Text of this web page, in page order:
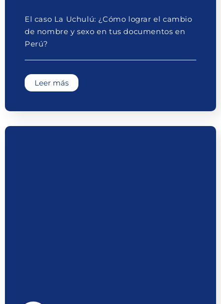
El caso La Uchulú: ¿Cómo lograr el cambio
de nombre y sexo en tus documentos en
Perú?
Leer más